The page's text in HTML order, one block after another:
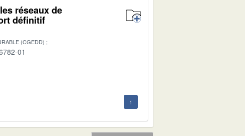
réseaux de
définitif
(CGEDD)
01
1